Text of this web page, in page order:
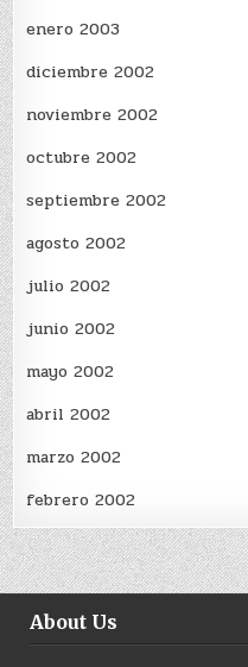
enero 2003
diciembre 2002
noviembre 2002
octubre 2002
septiembre 2002
agosto 2002
julio 2002
junio 2002
mayo 2002
abril 2002
marzo 2002
febrero 2002
About Us